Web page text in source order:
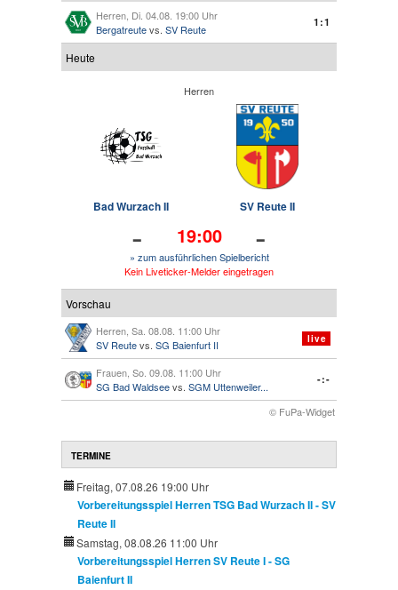
Herren, Di. 04.08. 19:00 Uhr
Bergatreutevs. SV Reute
1:1
Heute
Herren
Bad Wurzach II SV Reute II
- 19:00 -
» zum ausführlichen Spielbericht
Kein Liveticker-Melder eingetragen
Vorschau
Herren, Sa. 08.08. 11:00 Uhr
SV Reutevs. SG Baienfurt II live
Frauen, So. 09.08. 11:00 Uhr
SG Bad Waldseevs. SGM Uttenweiler...
-:-
© FuPa-Widget
TERMINE
Freitag, 07.08.26 19:00 Uhr
Vorbereitungsspiel Herren TSG Bad Wurzach II - SV
Reute II
Samstag, 08.08.26 11:00 Uhr
Vorbereitungsspiel Herren SV Reute I - SG
Baienfurt II